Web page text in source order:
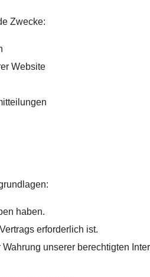
Zwecke:
Website
haben.
erforderlich ist.
unserer berechtigten